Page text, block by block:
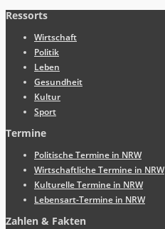
Ressorts
Wirtschaft
Politik
Leben
Gesundheit
Kultur
Sport
Termine
Politische Termine in NRW
Wirtschaftliche Termine in NRW
Kulturelle Termine in NRW
Lebensart-Termine in NRW
Zahlen & Fakten